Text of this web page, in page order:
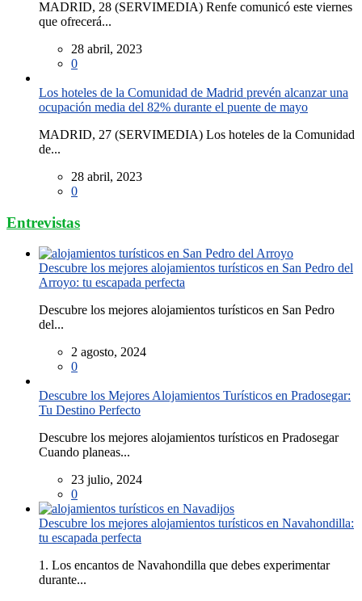
MADRID, 28 (SERVIMEDIA) Renfe comunicó este viernes
que ofrecerá...
28 abril, 2023
0
Los hoteles de la Comunidad de Madrid prevén alcanzar una
ocupación media del 82% durante el puente de mayo
MADRID, 27 (SERVIMEDIA) Los hoteles de la Comunidad
de...
28 abril, 2023
0
Entrevistas
Descubre los mejores alojamientos turísticos en San Pedro del
Arroyo: tu escapada perfecta
Descubre los mejores alojamientos turísticos en San Pedro
del...
2 agosto, 2024
0
Descubre los Mejores Alojamientos Turísticos en Pradosegar:
Tu Destino Perfecto
Descubre los mejores alojamientos turísticos en Pradosegar
Cuando planeas...
23 julio, 2024
0
Descubre los mejores alojamientos turísticos en Navahondilla:
tu escapada perfecta
1. Los encantos de Navahondilla que debes experimentar
durante...